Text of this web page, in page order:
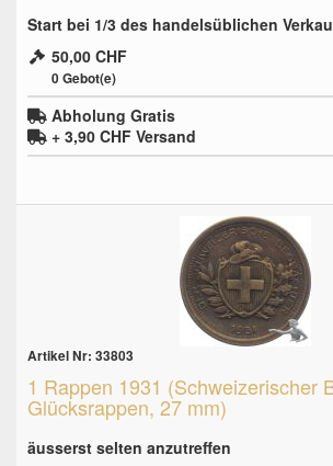
Start bei 1/3 des handelsüblichen
50,00 CHF
0Gebot(e)
Abholung Gratis
+ 3,90 CHF Versand
Artikel Nr: 33803
1 Rappen 1931 (Schweizerischer
Glücksrappen, 27 mm)
äusserst selten anzutreffen